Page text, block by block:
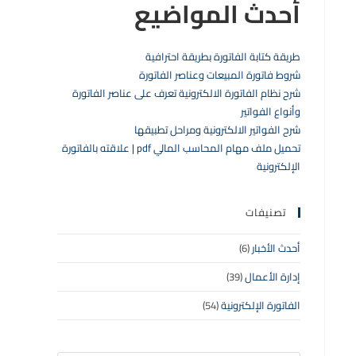
أحدث المواضيع
طريقة كتابة الفاتورة بطريقة احترافية
شروط فاتورة المبيعات وعناصر الفاتورة
شرح نظام الفاتورة الالكترونية تعرف على عناصر الفاتورة
وأنواع الفواتير
شرح الفواتير الالكترونية ومراحل تطبيقها
تحميل ملف مهام المحاسب المالي pdf | علاقته بالفاتورة
الإلكترونية
تصنيفات
أحدث الأخبار(6)
إدارة الأعمال(39)
الفاتورة الإلكترونية(54)